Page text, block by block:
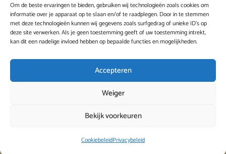
Om de beste ervaringen te bieden, gebruiken wij technologieën zoals cookies om
informatie over je apparaat op te slaan en/of te raadplegen. Door in te stemmen
met deze technologieën kunnen wij gegevens zoals surfgedrag of unieke ID's op
deze site verwerken. Als je geen toestemming geeft of uw toestemming intrekt,
kan dit een nadelige invloed hebben op bepaalde functies en mogelijkheden.
Accepteren
Weiger
Bekijk voorkeuren
CookiebeleidPrivacybeleid
Vakantiehuis in Frankrijk huren
Vakantiehuis in Griekenland huren
Cookiebeleid - Links